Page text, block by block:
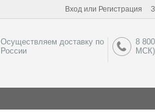
Вход или Регистрация
Осуществляем доставку по
России
8
МСК)